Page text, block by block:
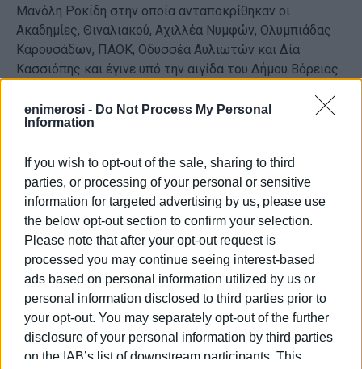
enimerosi - Do Not Process My Personal
Information
If you wish to opt-out of the sale, sharing to third
parties, or processing of your personal or sensitive
information for targeted advertising by us, please use
the below opt-out section to confirm your selection.
Please note that after your opt-out request is
processed you may continue seeing interest-based
ads based on personal information utilized by us or
personal information disclosed to third parties prior to
your opt-out. You may separately opt-out of the further
disclosure of your personal information by third parties
on the IAB’s list of downstream participants. This
Μανόλη Ροκίδη στην οποία ανταποκρίθηκαν οι
Ακαδημίες, Θιναλιακού, Αχιλλέα Νυμφών, Ολυμπιάδας
Καρουσάδων, ΠΑΟΚ, Οδυσσέα Αυλιωτών και Δία
Κασσιόπης και έγινε υπό την αιγίδα του Δήμου Βόρειας
Η οργάνωση ήταν τέλεια, την είχε αναλάβει η αδελφή
του Γ. Μουζακίτη, με τον Οδυσσέα δίπλα να κάνουν
προπονητής των Ακαδημιών του Θιναλιακού Δ.
Κουρσάρης ανέλαβε το πρόγραμμα των αγώνων και της
διαχείρισης του χώρου, όπου πάνω από 150 παιδιά από
8 έως 12 χρόνων πήραν μέρος. Τίμησαν και τη μνήμη
του Γ. Μουζακίτη, παράλληλα ενισχύθηκε η «Πίστη» ο
σύλλογος Γονέων και Κηδεμόνων παιδιών με παθήσεις
καρκίνου.
Την «Πίστη» εκπροσώπησε ο παλιός διαιτητής
Γιαννακουδάκης , που έδωσε αναμνηστικά στα παιδιά,
ενώ το παρών έδωσαν ο βουλευτής Αλέκος Αυλωνίτης,
ο Δήμαρχος Βόρειας Κέρκυρας Γ. Μαχειμάρης, ο